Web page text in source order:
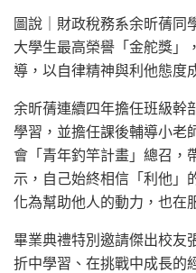
圖說｜財政稅務系余昕蒨同
大學生最高榮譽「金舵獎」
導，以自律精神與利他態度
余昕蒨連續四年擔任班級幹
學習，並擔任課後輔導小老
會「青年釣竿計畫」總召，
示，自己始終相信「利他」
化為幫助他人的動力，也在
畢業典禮特別邀請傑出校友
折中學習、在挑戰中成長的